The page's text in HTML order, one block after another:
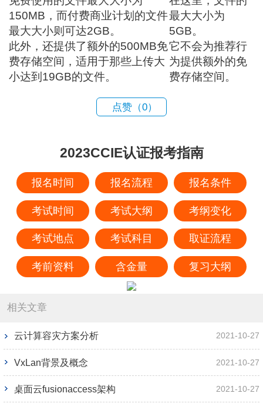
150MB，而付费商业计划的文件
最大大小则可达2GB。
最大大小为
5GB。
此外，还提供了额外的500MB免
费存储空间，适用于那些上传大
小达到19GB的文件。
它不会为推荐行
为提供额外的免
费存储空间。
点赞（0）
2023CCIE认证报考指南
报名时间 报名流程 报名条件
考试时间 考试大纲 考纲变化
考试地点 考试科目 取证流程
考前资料 含金量 复习大纲
相关文章
云计算容灾方案分析 2021-10-27
VxLan背景及概念 2021-10-27
桌面云fusionaccess架构 2021-10-27